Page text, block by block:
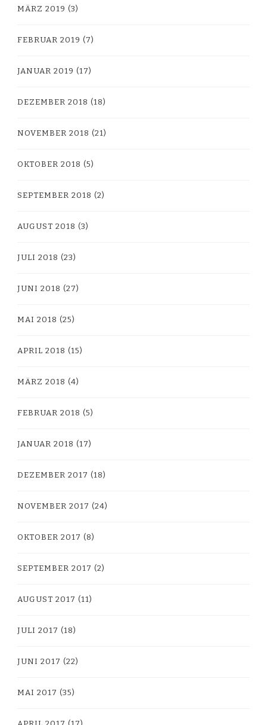
MÄRZ 2019 (3)
FEBRUAR 2019 (7)
JANUAR 2019 (17)
DEZEMBER 2018 (18)
NOVEMBER 2018 (21)
OKTOBER 2018 (5)
SEPTEMBER 2018 (2)
AUGUST 2018 (3)
JULI 2018 (23)
JUNI 2018 (27)
MAI 2018 (25)
APRIL 2018 (15)
MÄRZ 2018 (4)
FEBRUAR 2018 (5)
JANUAR 2018 (17)
DEZEMBER 2017 (18)
NOVEMBER 2017 (24)
OKTOBER 2017 (8)
SEPTEMBER 2017 (2)
AUGUST 2017 (11)
JULI 2017 (18)
JUNI 2017 (22)
MAI 2017 (35)